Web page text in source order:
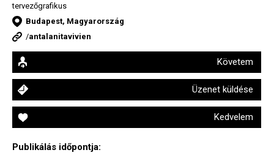
tervezőgrafikus
Budapest, Magyarország
/antalanitavivien
Követem
Üzenet küldése
Kedvelem
Publikálás időpontja: